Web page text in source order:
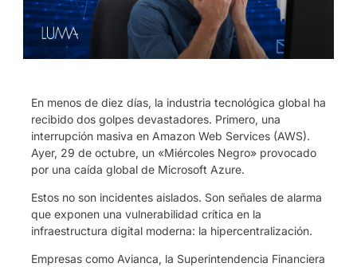
En menos de diez días, la industria tecnológica global ha
recibido dos golpes devastadores. Primero, una
interrupción masiva en Amazon Web Services (AWS).
Ayer, 29 de octubre, un «Miércoles Negro» provocado
por una caída global de Microsoft Azure.
Estos no son incidentes aislados. Son señales de alarma
que exponen una vulnerabilidad crítica en la
infraestructura digital moderna: la hipercentralización.
Empresas como Avianca, la Superintendencia Financiera